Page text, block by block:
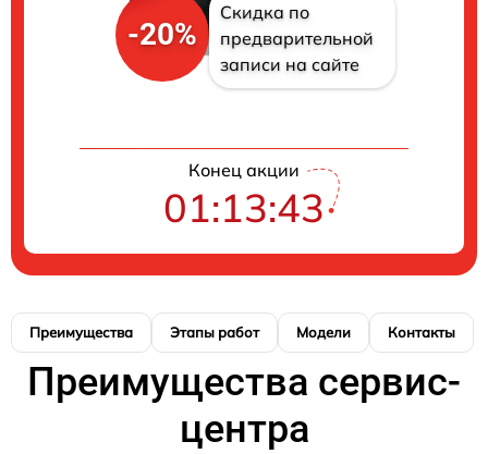
-20%
Скидка по
предварительной
записи на сайте
Конец акции
01:13:42
Преимущества Этапы работ Модели Контакты
Преимущества сервис-
центра